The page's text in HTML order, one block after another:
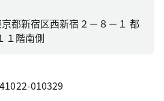
都新宿区西新宿２－８－１ 都
１階南側
010329